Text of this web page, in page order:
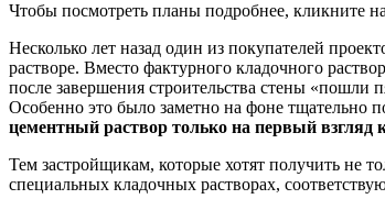
Чтобы посмотреть планы подробнее, кликните
Несколько лет назад один из покупателей
растворе. Вместо фактурного кладочного
после завершения строительства стены
Особенно это было заметно на фоне тщательно
цементный раствор только на первый взгляд
Тем застройщикам, которые хотят получить не
специальных кладочных растворах,